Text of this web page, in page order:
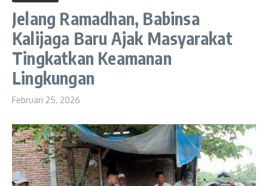
Jelang Ramadhan, Babinsa
Kalijaga Baru Ajak Masyarakat
Tingkatkan Keamanan
Lingkungan
Februari 25, 2026